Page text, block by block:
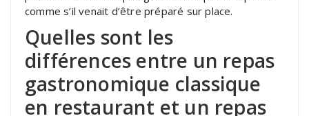
comme s’il venait d’être préparé sur place.
Quelles sont les
différences entre un repas
gastronomique classique
en restaurant et un repas